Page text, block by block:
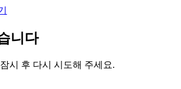
니다
시 후 다시 시도해 주세요.